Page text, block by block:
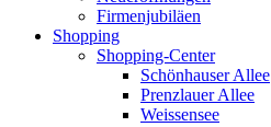
Firmenjubiläen
Shopping
Shopping-Center
Schönhauser Allee
Prenzlauer Allee
Weissensee